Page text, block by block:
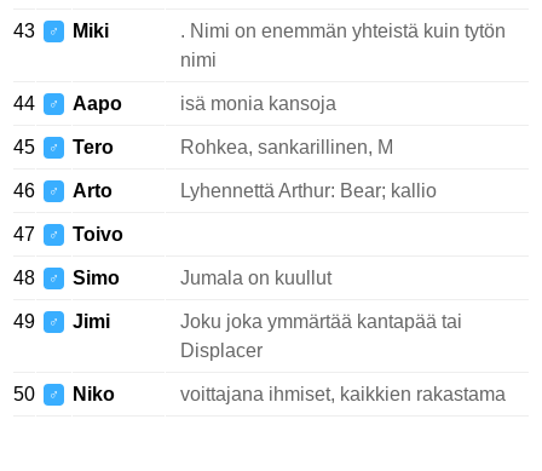
43 ♂ Miki
. Nimi on enemmän yhteistä kuin tytön
nimi
44 ♂ Aapo isä monia kansoja
45 ♂ Tero Rohkea, sankarillinen, M
46 ♂ Arto Lyhennettä Arthur: Bear; kallio
47 ♂ Toivo
48 ♂ Simo Jumala on kuullut
49 ♂ Jimi
Joku joka ymmärtää kantapää tai
Displacer
50 ♂ Niko voittajana ihmiset, kaikkien rakastama